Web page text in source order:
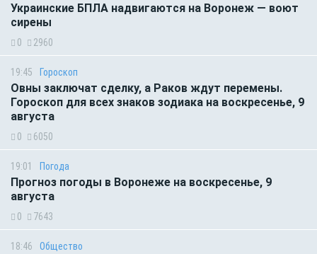
Украинские БПЛА надвигаются на Воронеж — воют
сирены
0 2960
19:45 Гороскоп
Овны заключат сделку, а Раков ждут перемены.
Гороскоп для всех знаков зодиака на воскресенье, 9
августа
0 6050
19:01 Погода
Прогноз погоды в Воронеже на воскресенье, 9
августа
0 7643
18:46 Общество